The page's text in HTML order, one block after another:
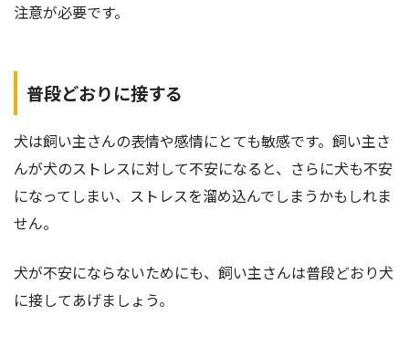
注意が必要です。
普段どおりに接する
犬は飼い主さんの表情や感情にとても敏感です。飼い主さ
んが犬のストレスに対して不安になると、さらに犬も不安
になってしまい、ストレスを溜め込んでしまうかもしれま
せん。
犬が不安にならないためにも、飼い主さんは普段どおり犬
に接してあげましょう。